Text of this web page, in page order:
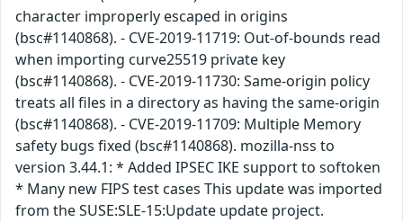
character improperly escaped in origins
(bsc#1140868). - CVE-2019-11719: Out-of-bounds read
when importing curve25519 private key
(bsc#1140868). - CVE-2019-11730: Same-origin policy
treats all files in a directory as having the same-origin
(bsc#1140868). - CVE-2019-11709: Multiple Memory
safety bugs fixed (bsc#1140868). mozilla-nss to
version 3.44.1: * Added IPSEC IKE support to softoken
* Many new FIPS test cases This update was imported
from the SUSE:SLE-15:Update update project.